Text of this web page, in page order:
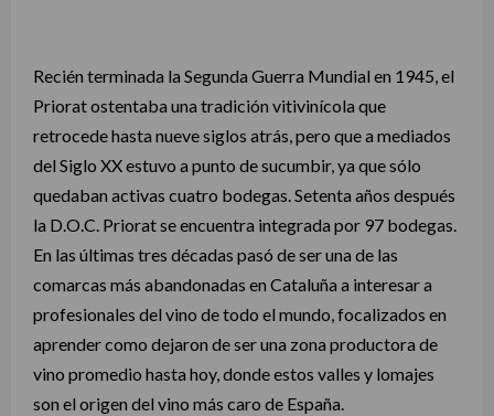
Recién terminada la Segunda Guerra Mundial en 1945, el
Priorat ostentaba una tradición vitivinícola que
retrocede hasta nueve siglos atrás, pero que a mediados
del Siglo XX estuvo a punto de sucumbir, ya que sólo
quedaban activas cuatro bodegas. Setenta años después
la D.O.C. Priorat se encuentra integrada por 97 bodegas.
En las últimas tres décadas pasó de ser una de las
comarcas más abandonadas en Cataluña a interesar a
profesionales del vino de todo el mundo, focalizados en
aprender como dejaron de ser una zona productora de
vino promedio hasta hoy, donde estos valles y lomajes
son el origen del vino más caro de España.